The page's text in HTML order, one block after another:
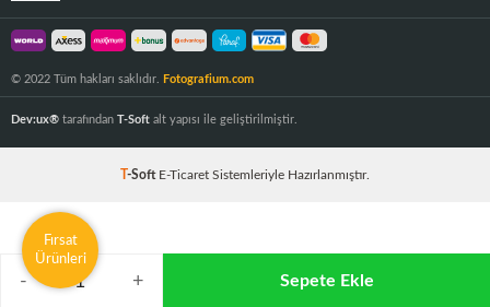
- + Sepete Ekle
© 2022 Tüm hakları saklıdır. Fotografium.com
Dev:ux® tarafından T-Soft alt yapısı ile geliştirilmiştir.
T-Soft E-Ticaret Sistemleriyle Hazırlanmıştır.
Fırsat
Ürünleri